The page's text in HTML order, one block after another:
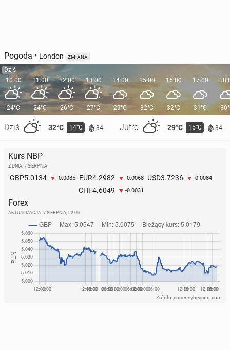
Pogoda • London ZMIANA
Dziś
10:00
24°C
Dziś 32°C 14°C 34 Jutro 29°C 15°C 34
11:00
24°C
12:00
26°C
13:00
27°C
14:00
29°C
15:00
32°C
16:00
32°C
17:00
31°C
Kurs NBP
Z DNIA: 7 SIERPNIA
GBP5.0134 -0.0085 EUR4.2982 -0.0068 USD3.7236 -0.0084
CHF4.6049 -0.0031
Forex
AKTUALIZACJA: 7 SIERPNIA, 22:00
Źródło: currencybeacon.com